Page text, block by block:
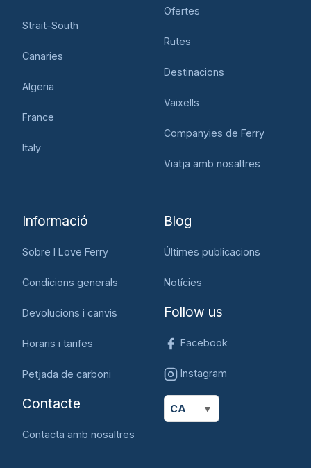
Strait-South
Canaries
Algeria
France
Italy
Ofertes
Rutes
Destinacions
Vaixells
Companyies de Ferry
Viatja amb nosaltres
Informació
Sobre I Love Ferry
Condicions generals
Devolucions i canvis
Horaris i tarifes
Petjada de carboni
Contacte
Contacta amb nosaltres
Blog
Últimes publicacions
Notícies
Follow us
Facebook
Instagram
CA